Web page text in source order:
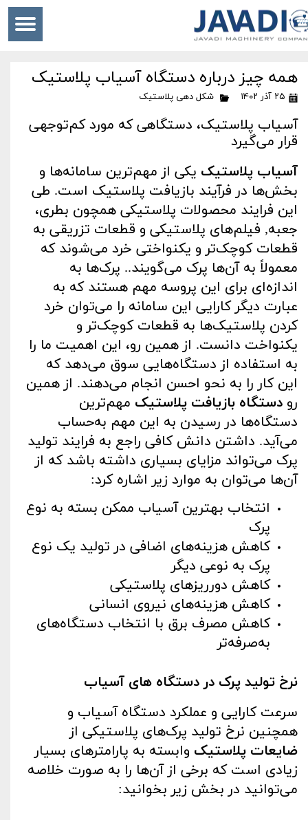
همه چیز درباره دستگاه آسیاب پلاستیک
۲۵ آذر ۱۴۰۲ شکل دهی پلاستیک
آسیاب پلاستیک، دستگاهی که مورد کم‌توجهی
قرار می‌گیرد
آسیاب پلاستیک یکی از مهم‌ترین سامانه‌ها و
بخش‌ها در فرآیند بازیافت پلاستیک است. طی
این فرایند محصولات پلاستیکی همچون بطری،
جعبه, فیلم‌های پلاستیکی و قطعات تزریقی به
قطعات کوچک‌تر و یکنواختی خرد می‌شوند که
معمولاً به آن‌ها پرک می‌گویند.. پرک‌ها به
‌اندازه‌ای برای این پروسه مهم هستند که به
‌عبارت‌ دیگر کارایی این سامانه را می‌توان خرد
کردن پلاستیک‌ها به قطعات کوچک‌تر و
یکنواخت دانست. از همین رو، این اهمیت ما را
به استفاده از دستگاه‌هایی سوق می‌دهد که
این کار را به نحو احسن انجام می‌دهند. از همین
رو دستگاه بازیافت پلاستیک مهم‌ترین
دستگاه‌ها در رسیدن به این مهم به‌حساب
می‌آید. داشتن دانش کافی راجع به فرایند تولید
پرک می‌تواند مزایای بسیاری داشته باشد که از
آن‌ها می‌توان به موارد زیر اشاره کرد:
انتخاب بهترین آسیاب ممکن بسته به نوع
پرک
کاهش هزینه‌های اضافی در تولید یک نوع
پرک به ‌نوعی دیگر
کاهش دورریزهای پلاستیکی
کاهش هزینه‌های نیروی انسانی
کاهش مصرف برق با انتخاب دستگاه‌های
به‌صرفه‌تر
نرخ تولید پرک در دستگاه های آسیاب
سرعت کارایی و عملکرد دستگاه آسیاب و
همچنین نرخ تولید پرک‌های پلاستیکی از
ضایعات پلاستیک وابسته به پارامترهای بسیار
زیادی است که برخی از آن‌ها را به ‌صورت خلاصه
می‌توانید در بخش زیر بخوانید: